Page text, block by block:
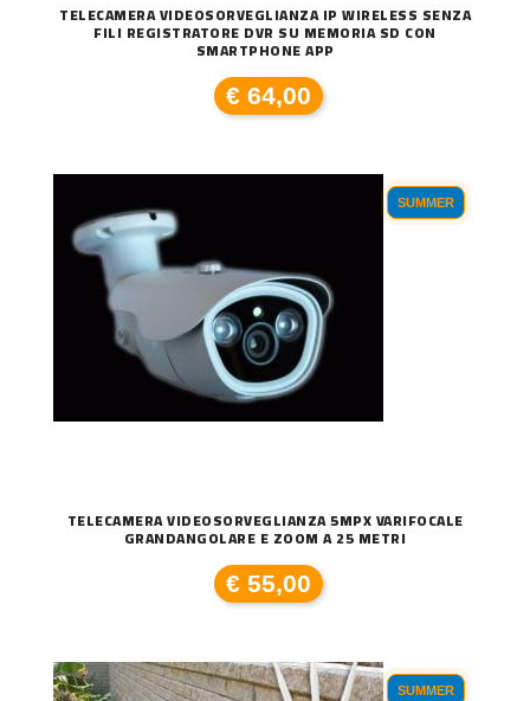
TELECAMERA VIDEOSORVEGLIANZA IP WIRELESS SENZA
FILI REGISTRATORE DVR SU MEMORIA SD CON
SMARTPHONE APP
€ 64,00
SUMMER
TELECAMERA VIDEOSORVEGLIANZA 5MPX VARIFOCALE
GRANDANGOLARE E ZOOM A 25 METRI
€ 55,00
SUMMER